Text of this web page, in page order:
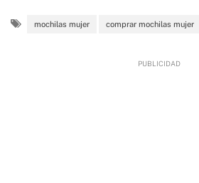
mochilas mujer comprar mochilas mujer